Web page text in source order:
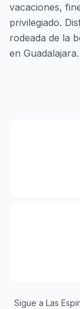
vacaciones,
privilegiado.
rodeada de la
en Guadalajara.
Sigue a Las